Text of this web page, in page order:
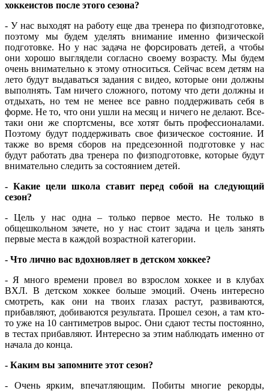
хоккеистов после этого сезона?
- У нас выходят на работу еще два тренера по физподготовке,
поэтому мы будем уделять внимание именно физической
подготовке. Но у нас задача не форсировать детей, а чтобы
они хорошо выглядели согласно своему возрасту. Мы будем
очень внимательно к этому относиться. Сейчас всем детям на
лето будут выдаваться задания с видео, которые они должны
выполнять. Там ничего сложного, потому что дети должны и
отдыхать, но тем не менее все равно поддерживать себя в
форме. Не то, что они ушли на месяц и ничего не делают. Все-
таки они же спортсмены, все хотят быть профессионалами.
Поэтому будут поддерживать свое физическое состояние. И
также во время сборов на предсезонной подготовке у нас
будут работать два тренера по физподготовке, которые будут
внимательно следить за состоянием детей.
- Какие цели школа ставит перед собой на следующий
сезон?
- Цель у нас одна – только первое место. Не только в
общешкольном зачете, но у нас стоит задача и цель занять
первые места в каждой возрастной категории.
- Что лично вас вдохновляет в детском хоккее?
- Я много времени провел во взрослом хоккее и в клубах
ВХЛ. В детском хоккее больше эмоций. Очень интересно
смотреть, как они на твоих глазах растут, развиваются,
прибавляют, добиваются результата. Прошел сезон, а там кто-
то уже на 10 сантиметров вырос. Они сдают тесты постоянно,
в тестах прибавляют. Интересно за этим наблюдать именно от
начала до конца.
- Каким вы запомните этот сезон?
- Очень ярким, впечатляющим. Побиты многие рекорды,